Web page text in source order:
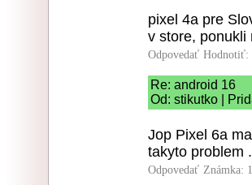
pixel 4a pre
v store, ponukli
Odpovedať Hodnotiť:
Re: android 16
Od: stikutko |
Jop Pixel 6a
takyto problem
Odpovedať Známka: